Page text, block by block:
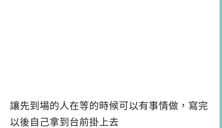
讓先到場的人在等的時候可以有事情做，寫完
以後自己拿到台前掛上去